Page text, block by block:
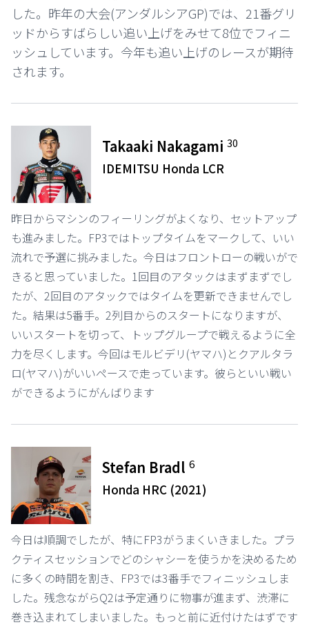
した。昨年の大会(アンダルシアGP)では、21番グリ
ッドからすばらしい追い上げをみせて8位でフィニ
ッシュしています。今年も追い上げのレースが期待
されます。
Takaaki Nakagami30
IDEMITSU Honda LCR
昨日からマシンのフィーリングがよくなり、セットアップ
も進みました。FP3ではトップタイムをマークして、いい
流れで予選に挑みました。今日はフロントローの戦いがで
きると思っていました。1回目のアタックはまずまずでし
たが、2回目のアタックではタイムを更新できませんでし
た。結果は5番手。2列目からのスタートになりますが、
いいスタートを切って、トップグループで戦えるように全
力を尽くします。今回はモルビデリ(ヤマハ)とクアルタラ
ロ(ヤマハ)がいいペースで走っています。彼らといい戦い
ができるようにがんばります
Stefan Bradl6
Honda HRC (2021)
今日は順調でしたが、特にFP3がうまくいきました。プラ
クティスセッションでどのシャシーを使うかを決めるため
に多くの時間を割き、FP3では3番手でフィニッシュしま
した。残念ながらQ2は予定通りに物事が進まず、渋滞に
巻き込まれてしまいました。もっと前に近付けたはずです